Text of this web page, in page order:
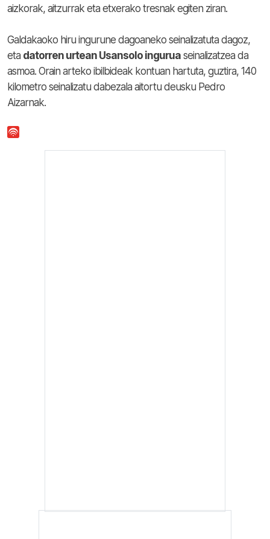
aizkorak, aitzurrak eta etxerako tresnak egiten ziran.
Galdakaoko hiru ingurune dagoaneko seinalizatuta dagoz,
eta datorren urtean Usansolo ingurua seinalizatzea da
asmoa. Orain arteko ibilbideak kontuan hartuta, guztira, 140
kilometro seinalizatu dabezala aitortu deusku Pedro
Aizarnak.